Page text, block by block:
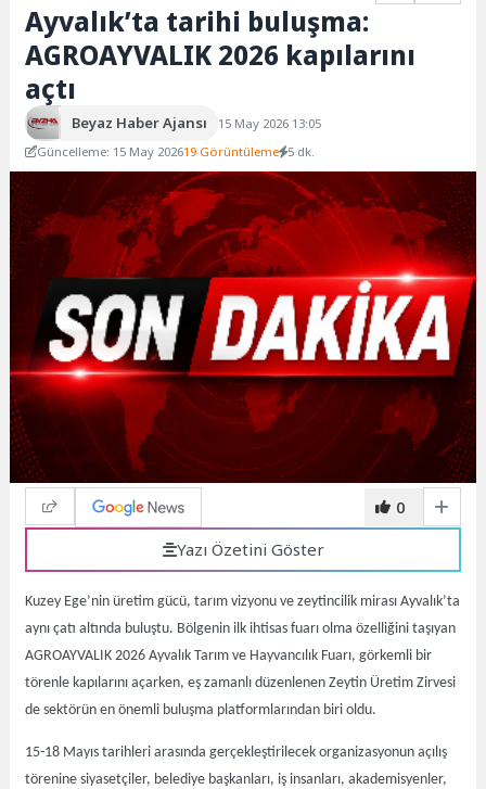
Ayvalık’ta tarihi buluşma:
AGROAYVALIK 2026 kapılarını
açtı
Beyaz Haber Ajansı
15 May 2026 13:05
Güncelleme: 15 May 202619 Görüntüleme 5 dk.
0
Yazı Özetini Göster
Kuzey Ege’nin üretim gücü, tarım vizyonu ve zeytincilik mirası Ayvalık’ta
aynı çatı altında buluştu. Bölgenin ilk ihtisas fuarı olma özelliğini taşıyan
AGROAYVALIK 2026 Ayvalık Tarım ve Hayvancılık Fuarı, görkemli bir
törenle kapılarını açarken, eş zamanlı düzenlenen Zeytin Üretim Zirvesi
de sektörün en önemli buluşma platformlarından biri oldu.
15-18 Mayıs tarihleri arasında gerçekleştirilecek organizasyonun açılış
törenine siyasetçiler, belediye başkanları, iş insanları, akademisyenler,